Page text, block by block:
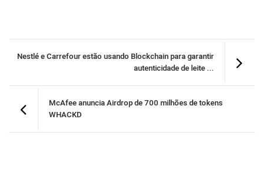
Nestlé e Carrefour estão usando Blockchain para garantir
autenticidade de leite ...
McAfee anuncia Airdrop de 700 milhões de tokens
WHACKD